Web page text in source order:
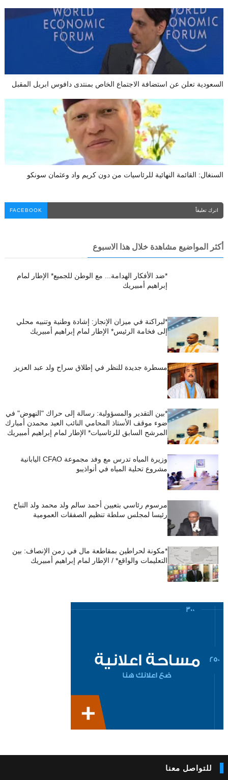
السعودية تعلن عن استضافة الاجتماع الخاص بمنتدى دافوس ابريل المقبل
السنغال: القائمة النهائية للرئاسيات من دون كريم واد وعثمان سونكو
اترك تعليقاً FACEBOOK
أكثر المواضيع مشاهدة خلال هذا الاسبوع
*ضد الأفكار الهدامة... مع الوطن للجميع* الإطار لمام
إبراهيم أمبيريك
*لبراكنة في ميزان الإنجاز: إشادة وطنية وتنبيه محلي
إلى فخامة الرئيس* الإطار لمام إبراهيم أمبيريك
مسطرة جديدة للنظر في إطلاق سراح ولد عبد العزيز
*بين التقدير والمسؤولية: رسالة إلى حراك "النهوض" في
ضوء موقف الأستاذ المحامي النائب العيد محمدن أمبارك
المرشح السابق للرئاسيات* الإطار لمام إبراهيم أمبيريك
وزيرة المياه تدرس مع وفد مجموعة CFAO اليابانية
مشروع تحلية المياه في أنواذيبو
مرسوم رئاسي بتعيين أحمد سالم ولد محمد ولد التباخ
رئيسا لمجلس سلطة تنظيم الصفقات العمومية
*مكونة لحراطين بمقاطعة مال في زمن الإنصاف: بين
التعليمات والواقع* / الإطار لمام إبراهيم أمبيريك
للتواصل معنا